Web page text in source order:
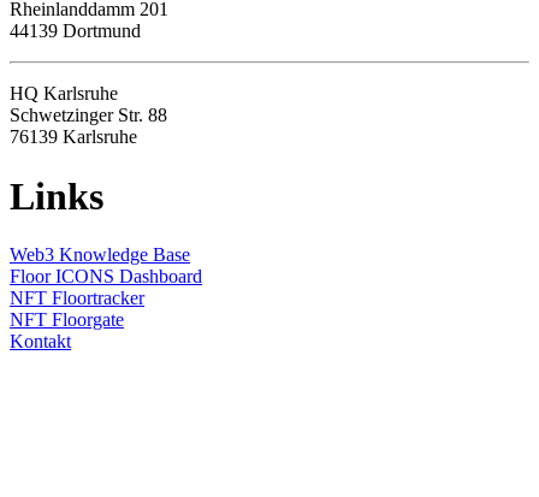
Rheinlanddamm 201
44139 Dortmund
HQ Karlsruhe
Schwetzinger Str. 88
76139 Karlsruhe
Links
Web3 Knowledge Base
Floor ICONS Dashboard
NFT Floortracker
NFT Floorgate
Kontakt